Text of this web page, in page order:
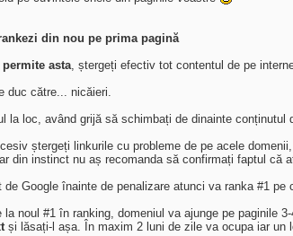
din nou pe prima pagină
asta, ștergeți efectiv tot contentul de pe
duc către... nicăieri.
la loc, având grijă să schimbați de dinainte
ștergeți linkurile cu probleme de pe acele
din instinct nu aș recomanda să confirmați faptul că
Google înainte de penalizare atunci va ranka #1
la noul #1 în ranking, domeniul va ajunge pe
și lăsați-l așa. În maxim 2 luni de zile va ocupa iar un